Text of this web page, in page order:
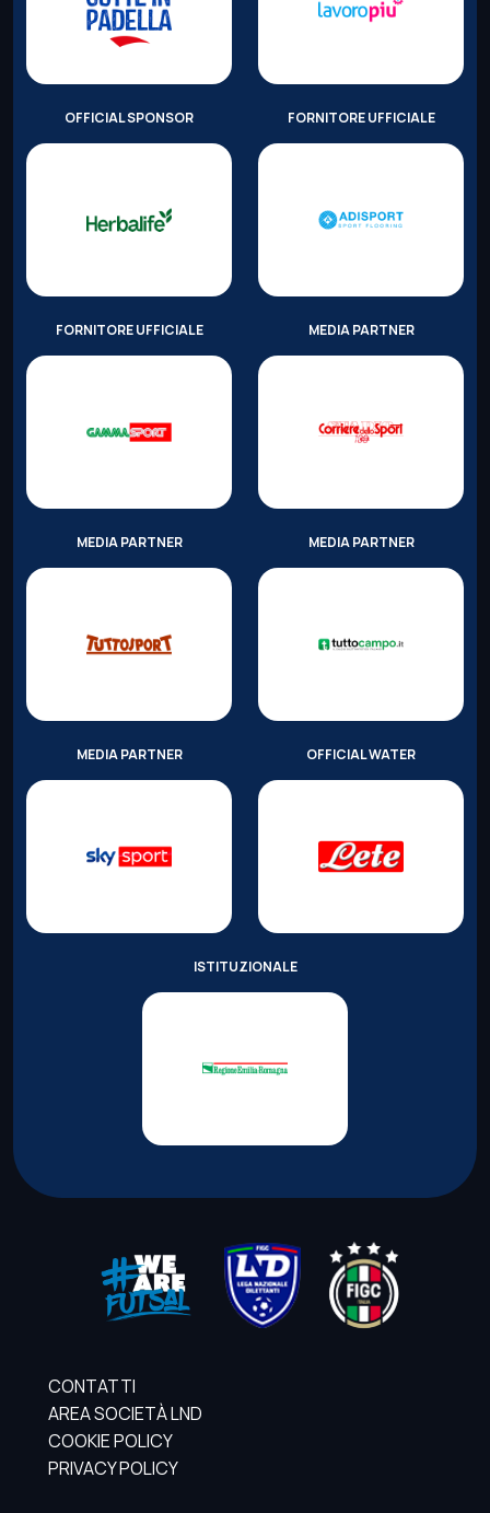
OFFICIAL SPONSOR FORNITORE UFFICIALE
FORNITORE UFFICIALE MEDIA PARTNER
MEDIA PARTNER MEDIA PARTNER
MEDIA PARTNER OFFICIAL WATER
ISTITUZIONALE
CONTATTI
AREA SOCIETÀ LND
COOKIE POLICY
PRIVACY POLICY